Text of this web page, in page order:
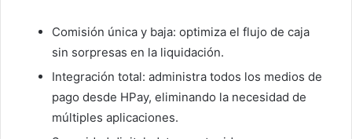
Comisión única y baja: optimiza el flujo de caja
sin sorpresas en la liquidación.
Integración total: administra todos los medios de
pago desde HPay, eliminando la necesidad de
múltiples aplicaciones.